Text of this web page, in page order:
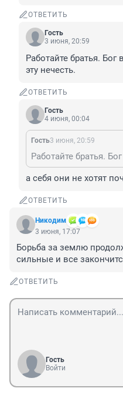
ОТВЕТИТЬ
Гость
3 июня, 20:59
Работайте братья.
эту нечесть.
ОТВЕТИТЬ
Гость
4 июня, 00:04
Гость3 июня, 20:59
а себя они не хотят
ОТВЕТИТЬ
Никодим
3 июня, 17:07
Борьба за землю
сильные и все
ОТВЕТИТЬ
Гость
Войти